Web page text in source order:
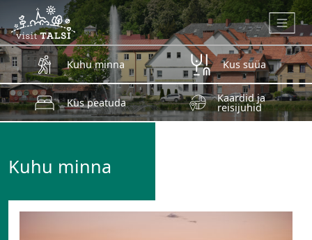
Skip to main content
Kuhu minna Kus süüa
Kus peatuda Kaardid ja
reisijuhid
Kuhu minna